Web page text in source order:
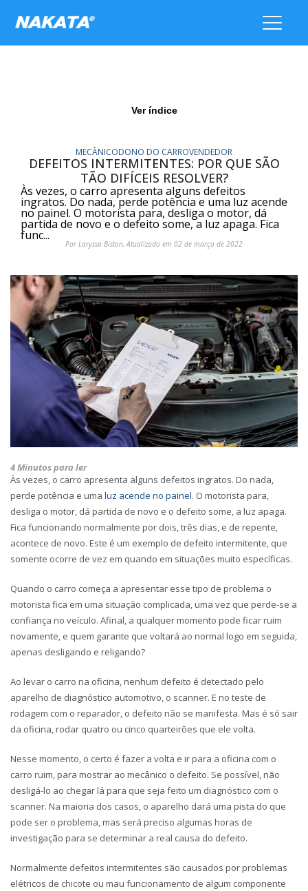
Ver índice
MECÂNICODONO DO CARROVENDEDOR
DEFEITOS INTERMITENTES: POR QUE SÃO
TÃO DIFÍCEIS RESOLVER?
Às vezes, o carro apresenta alguns defeitos
ingratos. Do nada, perde potência e uma luz acende
no painel. O motorista para, desliga o motor, dá
partida de novo e o defeito some, a luz apaga. Fica
func...
Por Laryssa Biston, Atualizado em 02 de março de 2022
4 Minutos para ler
Às vezes, o carro apresenta alguns defeitos ingratos. Do nada,
perde potência e uma luz acende no painel. O motorista para,
desliga o motor, dá partida de novo e o defeito some, a luz apaga.
Fica funcionando normalmente por dois, três dias, e de repente,
acontece de novo. Este é um exemplo de defeito intermitente, que
somente ocorre de vez em quando em situações muito específicas.
Quando o carro começa a apresentar esse tipo de problema o
motorista fica em uma situação complicada, uma vez que perde-se a
confiança no veículo. Afinal, a qualquer momento pode ficar ruim
novamente, e quem garante que voltará ao normal logo em seguida,
apenas desligando e religando?
Ao levar o carro na oficina, nenhum defeito é detectado pelo
aparelho de diagnóstico automotivo, o scanner. E no teste de
rodagem com o reparador, o defeito não se manifesta. Mas é só sair
da oficina, rodar quatro ou cinco quarteirões que ele volta.
Nesse momento, o certo é fazer a volta e ir para a oficina com o
carro ruim, para mostrar ao mecânico o defeito. Se possível, não
desligá-lo ao chegar lá para que seja feito um diagnóstico com o
scanner. Na maioria dos casos, o aparelho dará uma pista do que
pode ser o problema, mas será preciso algumas horas de
investigação para se determinar a real causa do defeito.
Normalmente defeitos intermitentes são causados por problemas
elétricos de chicote ou mau funcionamento de algum componente